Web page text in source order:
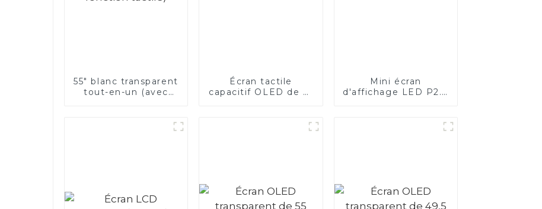
55" blanc transparent
tout-en-un (avec
Écran tactile
capacitif OLED de 55
Mini écran
d'affichage LED P2.0